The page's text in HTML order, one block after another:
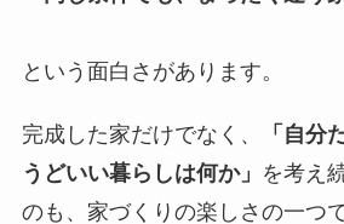
という面白さがあります。
完成した家だけでなく、
「自分
うどいい暮らしは何か」 を考え
のも、家づくりの楽しさの一つで